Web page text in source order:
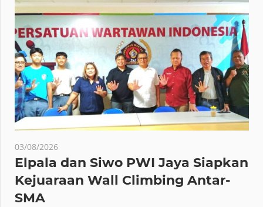
03/08/2026
Elpala dan Siwo PWI Jaya Siapkan
Kejuaraan Wall Climbing Antar-
SMA